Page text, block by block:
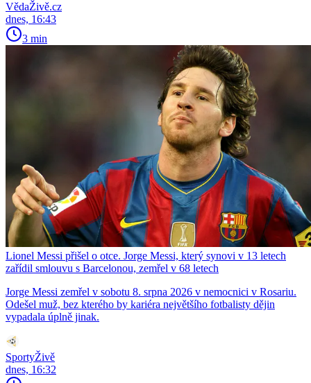
VědaŽivě.cz
dnes, 16:43
3 min
Lionel Messi přišel o otce. Jorge Messi, který synovi v 13 letech
zařídil smlouvu s Barcelonou, zemřel v 68 letech
Jorge Messi zemřel v sobotu 8. srpna 2026 v nemocnici v Rosariu.
Odešel muž, bez kterého by kariéra největšího fotbalisty dějin
vypadala úplně jinak.
SportyŽivě
dnes, 16:32